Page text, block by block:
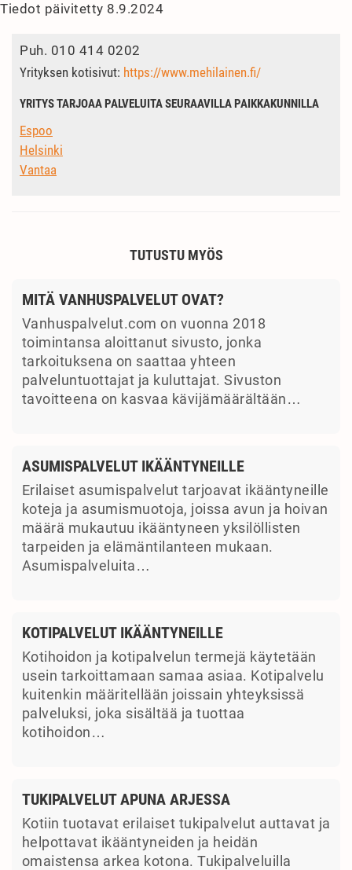
Tiedot päivitetty 8.9.2024
Puh. 010 414 0202
Yrityksen kotisivut: https://www.mehilainen.fi/
YRITYS TARJOAA PALVELUITA SEURAAVILLA PAIKKAKUNNILLA
Espoo
Helsinki
Vantaa
TUTUSTU MYÖS
MITÄ VANHUSPALVELUT OVAT?
Vanhuspalvelut.com on vuonna 2018
toimintansa aloittanut sivusto, jonka
tarkoituksena on saattaa yhteen
palveluntuottajat ja kuluttajat. Sivuston
tavoitteena on kasvaa kävijämäärältään…
ASUMISPALVELUT IKÄÄNTYNEILLE
Erilaiset asumispalvelut tarjoavat ikääntyneille
koteja ja asumismuotoja, joissa avun ja hoivan
määrä mukautuu ikääntyneen yksilöllisten
tarpeiden ja elämäntilanteen mukaan.
Asumispalveluita…
KOTIPALVELUT IKÄÄNTYNEILLE
Kotihoidon ja kotipalvelun termejä käytetään
usein tarkoittamaan samaa asiaa. Kotipalvelu
kuitenkin määritellään joissain yhteyksissä
palveluksi, joka sisältää ja tuottaa
kotihoidon…
TUKIPALVELUT APUNA ARJESSA
Kotiin tuotavat erilaiset tukipalvelut auttavat ja
helpottavat ikääntyneiden ja heidän
omaistensa arkea kotona. Tukipalveluilla